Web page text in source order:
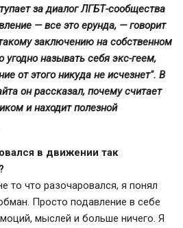
за диалог ЛГБТ-сообщества
— все это ерунда, — говорит
заключению на собственном
называть себя экс-геем,
от этого никуда не исчезнет". В
он рассказал, почему считает
и находит полезной
в движении так
то что разочаровался, я понял
Просто подавление в себе
мыслей и больше ничего. Я